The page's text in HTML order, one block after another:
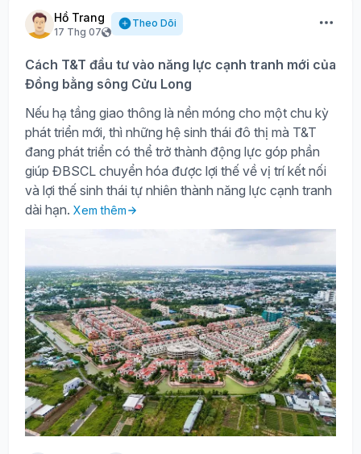
Hồ Trang
17 Thg 07
Theo Dõi
Cách T&T đầu tư vào năng lực cạnh tranh mới của
Đồng bằng sông Cửu Long
Nếu hạ tầng giao thông là nền móng cho một chu kỳ
phát triển mới, thì những hệ sinh thái đô thị mà T&T
đang phát triển có thể trở thành động lực góp phần
giúp ĐBSCL chuyển hóa được lợi thế về vị trí kết nối
và lợi thế sinh thái tự nhiên thành năng lực cạnh tranh
dài hạn. Xem thêm